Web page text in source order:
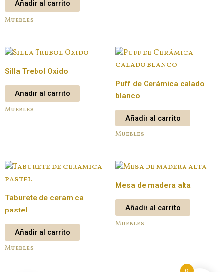
Añadir al carrito
Muebles
Silla Trebol Oxido
Añadir al carrito
Muebles
Puff de Cerámica calado
blanco
Añadir al carrito
Muebles
Taburete de ceramica
pastel
Añadir al carrito
Muebles
Mesa de madera alta
Añadir al carrito
Muebles